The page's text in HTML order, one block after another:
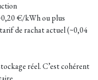
€/kWh ou plus
de rachat actuel (~0,04
réel. C’est cohérent